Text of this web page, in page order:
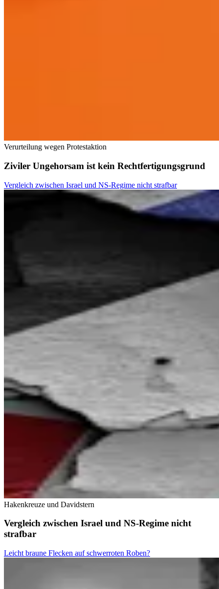
Verurteilung wegen Protestaktion
Ziviler Ungehorsam ist kein Rechtfertigungsgrund
Vergleich zwischen Israel und NS-Regime nicht strafbar
Hakenkreuze und Davidstern
Vergleich zwischen Israel und NS-Regime nicht
strafbar
Leicht braune Flecken auf schwerroten Roben?